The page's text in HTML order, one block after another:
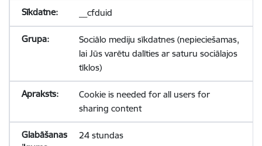
__cfduid
Sociālo mediju sīkdatnes (nepieciešamas,
lai Jūs varētu dalīties ar saturu sociālajos
tīklos)
Cookie is needed for all users for
sharing content
24 stundas